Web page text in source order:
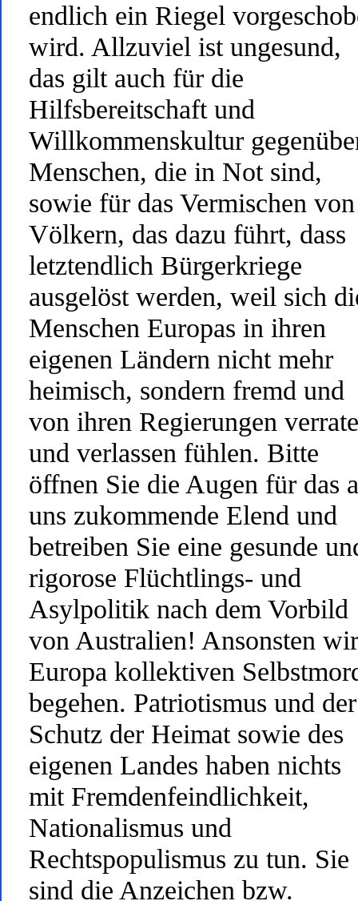
endlich ein Riegel
wird. Allzuviel ist ungesund,
das gilt auch für die
Hilfsbereitschaft und
Willkommenskultur
Menschen, die in Not sind,
sowie für das Vermischen von
Völkern, das dazu führt, dass
letztendlich Bürgerkriege
ausgelöst werden, weil sich
Menschen Europas in ihren
eigenen Ländern nicht mehr
heimisch, sondern fremd und
von ihren Regierungen
und verlassen fühlen. Bitte
öffnen Sie die Augen für das
uns zukommende Elend und
betreiben Sie eine gesunde
rigorose Flüchtlings- und
Asylpolitik nach dem Vorbild
von Australien! Ansonsten
Europa kollektiven
begehen. Patriotismus und der
Schutz der Heimat sowie des
eigenen Landes haben nichts
mit Fremdenfeindlichkeit,
Nationalismus und
Rechtspopulismus zu tun. Sie
sind die Anzeichen bzw.